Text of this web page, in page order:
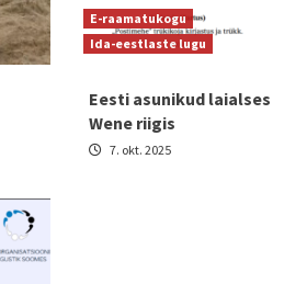
E-raamatukogu
Ida-eestlaste lugu
Eesti asunikud laialses
Wene riigis
7. okt. 2025